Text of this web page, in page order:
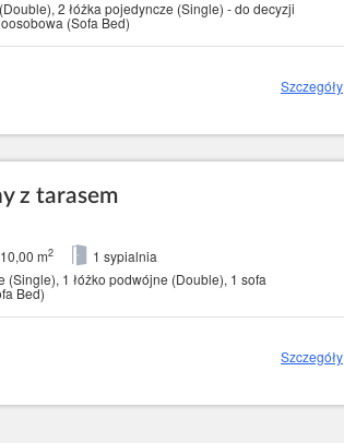
2 łóżka pojedyncze (Single) - do decyzji
(Sofa Bed)
Szczegóły
z tarasem
m2
1 sypialnia
(Single), 1 łóżko podwójne (Double), 1 sofa
Bed)
Szczegóły